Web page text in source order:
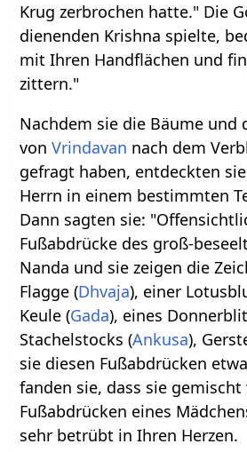
Krug zerbrochen hatte." Die
dienenden Krishna spielte,
mit Ihren Handflächen und
zittern."
Nachdem sie die Bäume und
vonVrindavan nach dem
gefragt haben, entdeckten
Herrn in einem bestimmten
Dann sagten sie:
Fußabdrücke des groß-
Nanda und sie zeigen die
Flagge (Dhvaja), einer
Keule (Gada), eines
Stachelstocks (Ankusa),
sie diesen Fußabdrücken
fanden sie, dass sie
Fußabdrücken eines
sehr betrübt in Ihren Herzen.